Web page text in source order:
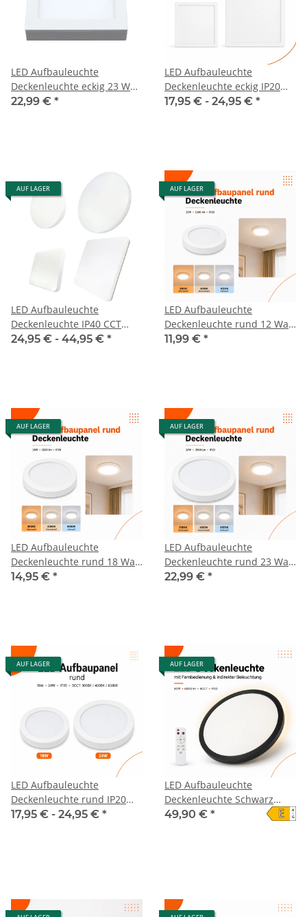
LED Aufbauleuchte
Deckenleuchte eckig 23 Watt
IP20
22,99 € *
LED Aufbauleuchte
Deckenleuchte eckig IP20
CCT 3000K/4000K/6500K
17,95 € - 24,95 € *
AUF LAGER
LED Aufbauleuchte
Deckenleuchte IP40 CCT
3000K/4000K/6500K
24,95 € - 44,95 € *
AUF LAGER
LED Aufbauleuchte
Deckenleuchte rund 12 Watt
IP20
11,99 € *
AUF LAGER
LED Aufbauleuchte
Deckenleuchte rund 18 Watt
IP20
14,95 € *
AUF LAGER
LED Aufbauleuchte
Deckenleuchte rund 23 Watt
IP20
22,99 € *
AUF LAGER
LED Aufbauleuchte
Deckenleuchte rund IP20
CCT 3000K/4000K/6500K
17,95 € - 24,95 € *
AUF LAGER
LED Aufbauleuchte
Deckenleuchte Schwarz
rund 50W mit
49,90 € * A
↑
G
E